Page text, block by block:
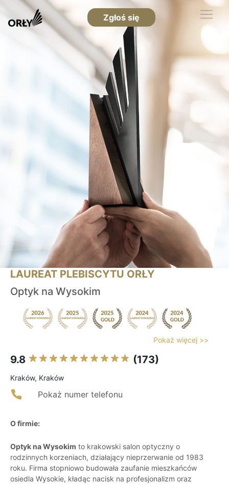
Zgłoś się
LAUREAT PLEBISCYTU ORŁY
Optyk na Wysokim
Pokaż więcej >>
9.8 (173)
Kraków, Kraków
Pokaż numer telefonu
O firmie:
Optyk na Wysokim to krakowski salon optyczny o
rodzinnych korzeniach, działający nieprzerwanie od 1983
roku. Firma stopniowo budowała zaufanie mieszkańców
osiedla Wysokie, kładąc nacisk na profesjonalizm oraz